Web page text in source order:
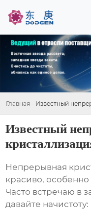
Главная - Известный
Известный
Непрерывная
красиво, особенно
Часто встречаю в
давайте